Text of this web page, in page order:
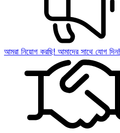
আমরা নিয়োগ করছি! আমাদের সাথে যোগ দিন!